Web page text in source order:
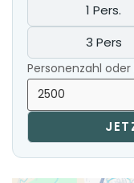
1 Pers.
3 Pers
Personenzahl